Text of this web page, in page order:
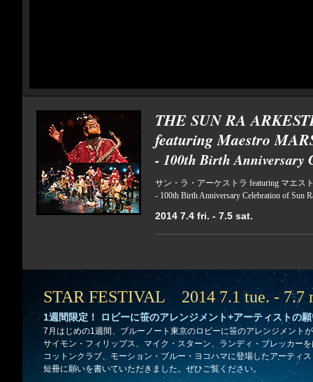
THE SUN RA
featuring Maestro
- 100th Birth Anniversary
サン・ラ・アーケストラ featuring マエス
- 100th Birth Anniversary Celebration of Sun
2014 7.4 fri. - 7.5 sat.
STAR FESTIVAL 2014 7.1 tue. - 7.7
1週間限定！ ロビーに笹のアレンジメント+アーティストの
7月はじめの1週間、ブルーノート東京のロビーに笹のアレンジメント
サイモン・フィリップス、マイク・スターン、ランディ・ブレッカー
コットンクラブ、モーション・ブルー・ヨコハマに登場したアーティ
短冊に願いを書いていただきました。ぜひご覧ください。